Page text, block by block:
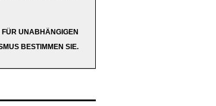
FÜR UNABHÄNGIGEN
BESTIMMEN SIE.